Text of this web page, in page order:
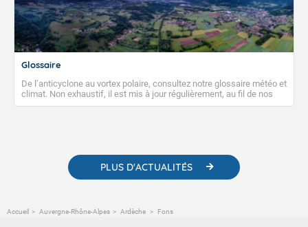
Glossaire
De l’anticyclone au vortex polaire, consultez notre glossaire météo et
climat. Non exhaustif, il est mis à jour régulièrement, au fil de nos
publications. Vous y trouverez également des liens utiles vers nos
PLUS D'ACTUALITÉS
Accueil Auvergne-Rhône-Alpes Ardèche Fons